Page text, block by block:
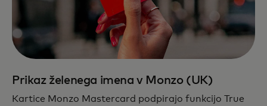
Prikaz želenega imena v Monzo (UK)
Kartice Monzo Mastercard podpirajo funkcijo True